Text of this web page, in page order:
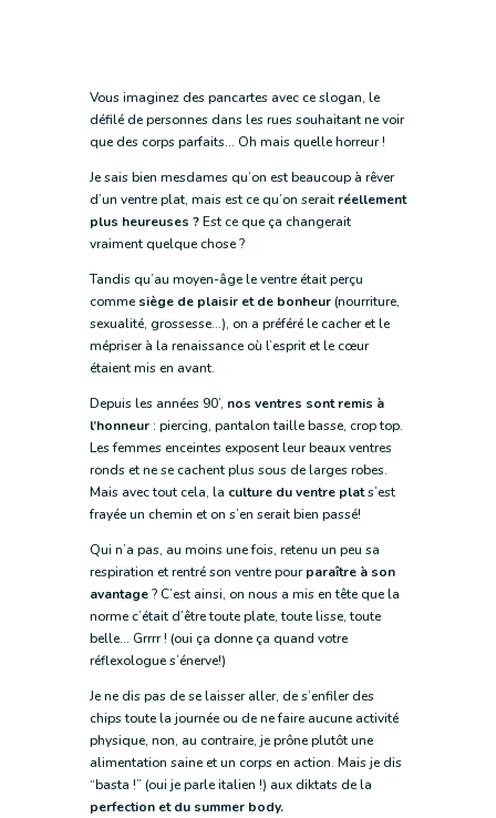
Vous imaginez des pancartes avec ce slogan, le
défilé de personnes dans les rues souhaitant ne voir
que des corps parfaits… Oh mais quelle horreur !
Je sais bien mesdames qu’on est beaucoup à rêver
d’un ventre plat, mais est ce qu’on serait réellement
plus heureuses ?Est ce que ça changerait
vraiment quelque chose ?
Tandis qu’au moyen-âge le ventre était perçu
comme siège de plaisir et de bonheur(nourriture,
sexualité, grossesse…), on a préféré le cacher et le
mépriser à la renaissance où l’esprit et le cœur
étaient mis en avant.
Depuis les années 90’, nos ventres sont remis à
l’honneur : piercing, pantalon taille basse, crop top.
Les femmes enceintes exposent leur beaux ventres
ronds et ne se cachent plus sous de larges robes.
Mais avec tout cela, la culture du ventre plats’est
frayée un chemin et on s’en serait bien passé!
Qui n’a pas, au moins une fois, retenu un peu sa
respiration et rentré son ventre pourparaître à son
avantage? C’est ainsi, on nous a mis en tête que la
norme c’était d’être toute plate, toute lisse, toute
belle… Grrrr ! (oui ça donne ça quand votre
réflexologue s’énerve!)
Je ne dis pas de se laisser aller, de s’enfiler des
chips toute la journée ou de ne faire aucune activité
physique, non, au contraire, je prône plutôt une
alimentation saine et un corps en action. Mais je dis
“basta !” (oui je parle italien !) aux diktats de la
perfection et du summer body.